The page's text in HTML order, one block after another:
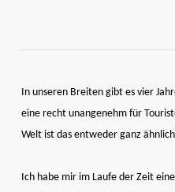
In unseren Breiten gibt es vier
eine recht unangenehm für
Welt ist das entweder ganz
Ich habe mir im Laufe der Zeit